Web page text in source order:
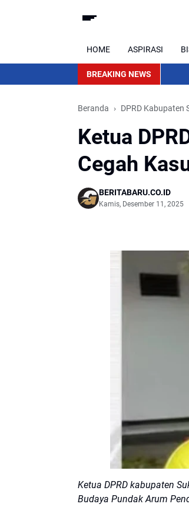
HOME ASPIRASI
BREAKING NEWS
Beranda DPRD Kabupaten
Ketua
Cegah
BERITABARU.CO.ID
Kamis, Desember 11, 2025
Ketua DPRD kabupaten
Budaya Pundak Arum